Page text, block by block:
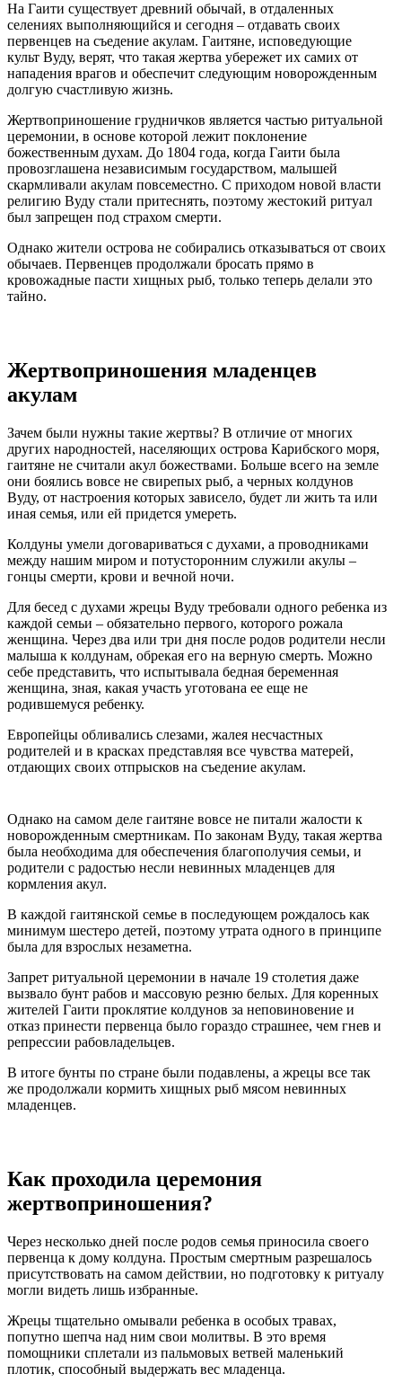
На Гаити существует древний обычай, в отдаленных
селениях выполняющийся и сегодня – отдавать своих
первенцев на съедение акулам. Гаитяне, исповедующие
культ Вуду, верят, что такая жертва убережет их самих от
нападения врагов и обеспечит следующим новорожденным
долгую счастливую жизнь.
Жертвоприношение грудничков является частью ритуальной
церемонии, в основе которой лежит поклонение
божественным духам. До 1804 года, когда Гаити была
провозглашена независимым государством, малышей
скармливали акулам повсеместно. С приходом новой власти
религию Вуду стали притеснять, поэтому жестокий ритуал
был запрещен под страхом смерти.
Однако жители острова не собирались отказываться от своих
обычаев. Первенцев продолжали бросать прямо в
кровожадные пасти хищных рыб, только теперь делали это
тайно.
Жертвоприношения младенцев
акулам
Зачем были нужны такие жертвы? В отличие от многих
других народностей, населяющих острова Карибского моря,
гаитяне не считали акул божествами. Больше всего на земле
они боялись вовсе не свирепых рыб, а черных колдунов
Вуду, от настроения которых зависело, будет ли жить та или
иная семья, или ей придется умереть.
Колдуны умели договариваться с духами, а проводниками
между нашим миром и потусторонним служили акулы –
гонцы смерти, крови и вечной ночи.
Для бесед с духами жрецы Вуду требовали одного ребенка из
каждой семьи – обязательно первого, которого рожала
женщина. Через два или три дня после родов родители несли
малыша к колдунам, обрекая его на верную смерть. Можно
себе представить, что испытывала бедная беременная
женщина, зная, какая участь уготована ее еще не
родившемуся ребенку.
Европейцы обливались слезами, жалея несчастных
родителей и в красках представляя все чувства матерей,
отдающих своих отпрысков на съедение акулам.
Однако на самом деле гаитяне вовсе не питали жалости к
новорожденным смертникам. По законам Вуду, такая жертва
была необходима для обеспечения благополучия семьи, и
родители с радостью несли невинных младенцев для
кормления акул.
В каждой гаитянской семье в последующем рождалось как
минимум шестеро детей, поэтому утрата одного в принципе
была для взрослых незаметна.
Запрет ритуальной церемонии в начале 19 столетия даже
вызвало бунт рабов и массовую резню белых. Для коренных
жителей Гаити проклятие колдунов за неповиновение и
отказ принести первенца было гораздо страшнее, чем гнев и
репрессии рабовладельцев.
В итоге бунты по стране были подавлены, а жрецы все так
же продолжали кормить хищных рыб мясом невинных
младенцев.
Как проходила церемония
жертвоприношения?
Через несколько дней после родов семья приносила своего
первенца к дому колдуна. Простым смертным разрешалось
присутствовать на самом действии, но подготовку к ритуалу
могли видеть лишь избранные.
Жрецы тщательно омывали ребенка в особых травах,
попутно шепча над ним свои молитвы. В это время
помощники сплетали из пальмовых ветвей маленький
плотик, способный выдержать вес младенца.